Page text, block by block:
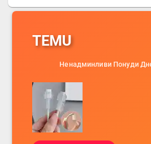
TEMU
Ненадминливи Понуди